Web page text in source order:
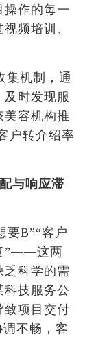
操作的每一
频培训、
集机制，通
时发现服
美容机构推
户转介绍率
与响应滞
要B”“客户
”——这两
乏科学的需
科技服务公
致项目交付
不畅，客